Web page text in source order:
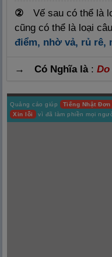
② Vế sau có thể là
cũng có thể là loại
điểm, nhờ vả, rủ rê,
→ Có Nghĩa là:
Quảng cáo giúp Tiếng Nhật Đơn
Xin lỗi
vì đã làm phiền mọi